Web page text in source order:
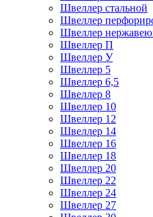
Швеллер стальной
Швеллер
Швеллер
Швеллер П
Швеллер У
Швеллер 5
Швеллер 6,5
Швеллер 8
Швеллер 10
Швеллер 12
Швеллер 14
Швеллер 16
Швеллер 18
Швеллер 20
Швеллер 22
Швеллер 24
Швеллер 27